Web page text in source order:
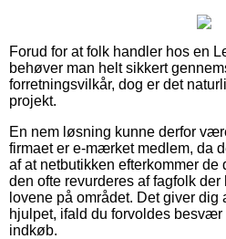
Forud for at folk handler hos en
behøver man helt sikkert
forretningsvilkår, dog er det
projekt.
En nem løsning kunne derfor
firmaet er e-mærket medlem, da
af at netbutikken efterkommer de
den ofte revurderes af fagfolk
lovene på området. Det giver
hjulpet, ifald du forvoldes
indkøb.